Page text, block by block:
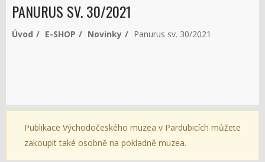
PANURUS SV. 30/2021
Úvod E-SHOP Novinky Panurus sv. 30/2021
Publikace Východočeského muzea v Pardubicích můžete
zakoupit také osobně na pokladně muzea.